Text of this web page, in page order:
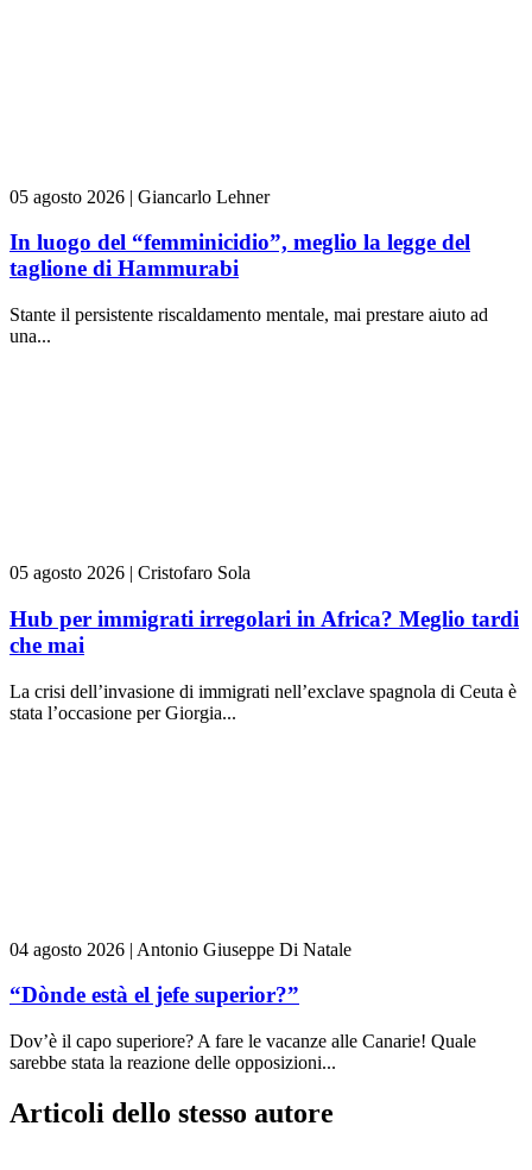
05 agosto 2026 | Giancarlo Lehner
In luogo del “femminicidio”, meglio la legge del
taglione di Hammurabi
Stante il persistente riscaldamento mentale, mai prestare aiuto ad
una...
05 agosto 2026 | Cristofaro Sola
Hub per immigrati irregolari in Africa? Meglio tardi
che mai
La crisi dell’invasione di immigrati nell’exclave spagnola di Ceuta è
stata l’occasione per Giorgia...
04 agosto 2026 | Antonio Giuseppe Di Natale
“Dònde està el jefe superior?”
Dov’è il capo superiore? A fare le vacanze alle Canarie! Quale
sarebbe stata la reazione delle opposizioni...
Articoli dello stesso autore